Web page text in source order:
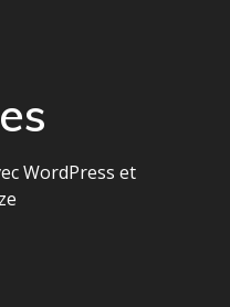
WordPress et